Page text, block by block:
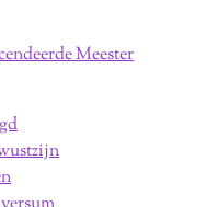
Meester